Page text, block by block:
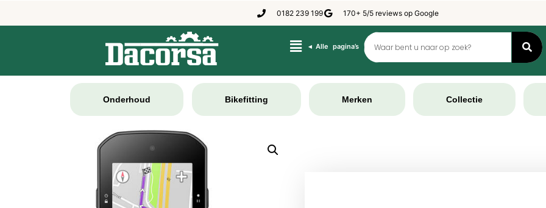
0182 239 199 170+ 5/5 reviews op Google
◂ Alle pagina’s
Collectie
Merken
Bikefitting
Onderhoud